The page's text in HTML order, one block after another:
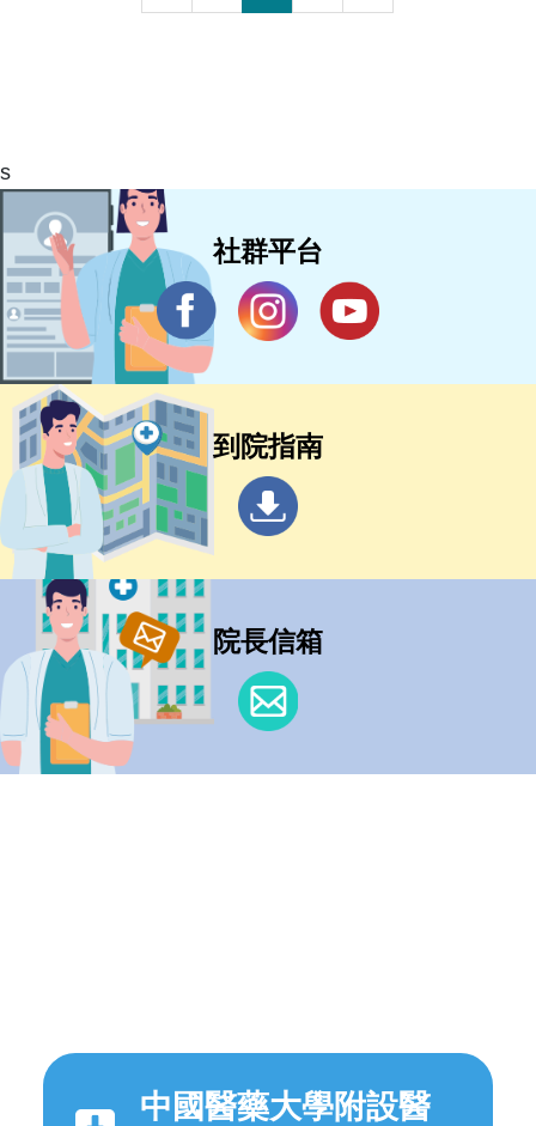
s
社群平台
到院指南
院長信箱
中國醫藥大學附設醫